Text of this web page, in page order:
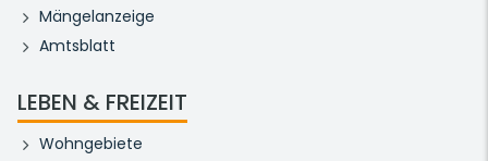
Mängelanzeige
Amtsblatt
LEBEN & FREIZEIT
Wohngebiete